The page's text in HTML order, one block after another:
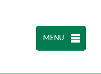
MENU